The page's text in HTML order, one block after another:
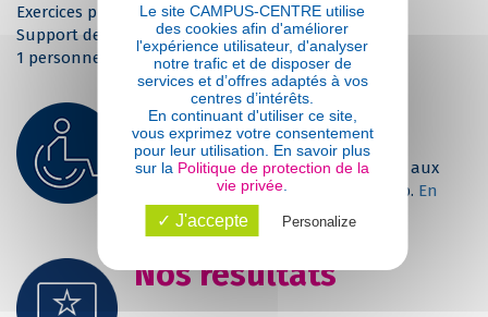
Exercices pratiques
Support de cours
1 personne par ordinateur
Handicap
Le CCI Campus Centre est accessible aux
personnes en situation de handicap. En
savoir plus.
Nos résultats
Le site CAMPUS-CENTRE utilise
des cookies afin d'améliorer
l'expérience utilisateur, d'analyser
notre trafic et de disposer de
services et d’offres adaptés à vos
centres d’intérêts.
En continuant d'utiliser ce site,
vous exprimez votre consentement
pour leur utilisation. En savoir plus
sur la Politique de protection de la
vie privée
✓ J'accepte Personalize